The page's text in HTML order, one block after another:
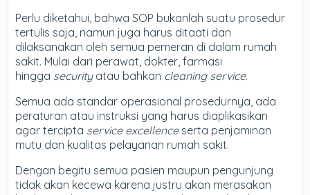
Perlu diketahui, bahwa SOP bukanlah suatu prosedur
tertulis saja, namun juga harus ditaati dan
dilaksanakan oleh semua pemeran di dalam rumah
sakit. Mulai dari perawat, dokter, farmasi
hingga securityatau bahkan cleaning service.
Semua ada standar operasional prosedurnya, ada
peraturan atau instruksi yang harus diaplikasikan
agar tercipta service excellenceserta penjaminan
mutu dan kualitas pelayanan rumah sakit.
Dengan begitu semua pasien maupun pengunjung
tidak akan kecewa karena justru akan merasakan